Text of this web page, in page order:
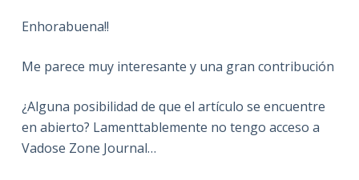
Enhorabuena!!
Me parece muy interesante y una gran contribución
¿Alguna posibilidad de que el artículo se encuentre
en abierto? Lamenttablemente no tengo acceso a
Vadose Zone Journal…